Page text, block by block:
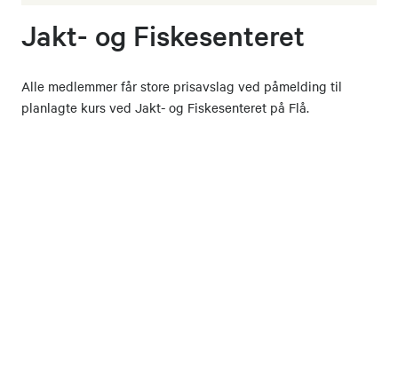
Jakt- og Fiskesenteret
Alle medlemmer får store prisavslag ved påmelding til
planlagte kurs ved Jakt- og Fiskesenteret på Flå.